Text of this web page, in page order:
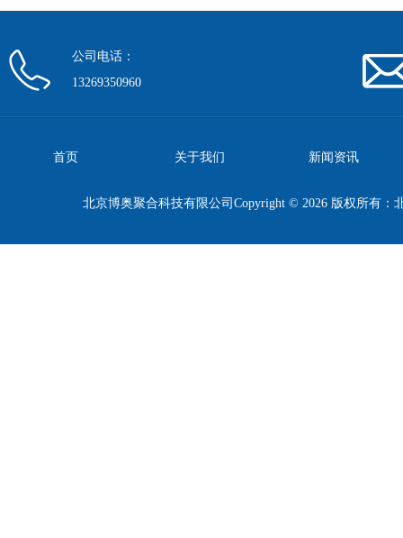
公司电话：
13269350960
首页 关于我们 新闻资讯
北京博奥聚合科技有限公司Copyright © 2026 版权所有